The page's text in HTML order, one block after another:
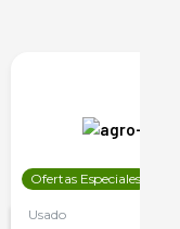
Ofertas Especiales
Usado